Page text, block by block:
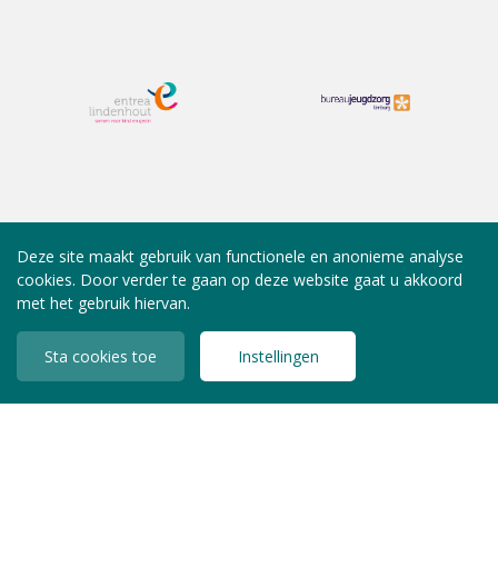
Deze site maakt gebruik van functionele en anonieme analyse
cookies. Door verder te gaan op deze website gaat u akkoord
met het gebruik hiervan.
Sta cookies toe Instellingen